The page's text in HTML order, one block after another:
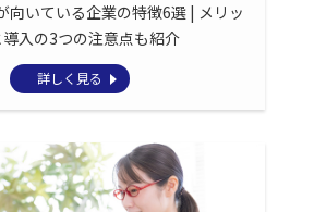
向いている企業の特徴6選 | メリッ
入の3つの注意点も紹介
詳しく見る